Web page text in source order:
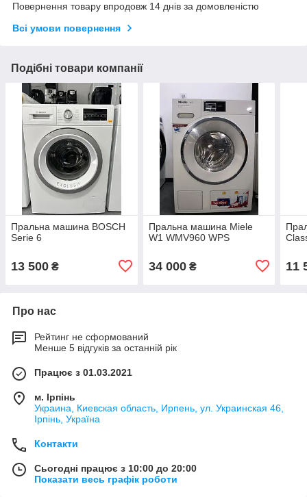
Повернення товару впродовж 14 днів за домовленістю
Всі умови повернення
Подібні товари компанії
Пральна машина BOSCH
Serie 6
13 500 ₴
Пральна машина Miele
W1 WMV960 WPS
34 000₴ 11
Про нас
Рейтинг не сформований
Менше 5 відгуків за останній рік
Працює з 01.03.2021
м. Ірпінь
Украина, Киевская область, Ирпень, ул. Украинская 46,
Ірпінь, Україна
Контакти
Сьогодні працює з 10:00 до 20:00
Показати весь графік роботи